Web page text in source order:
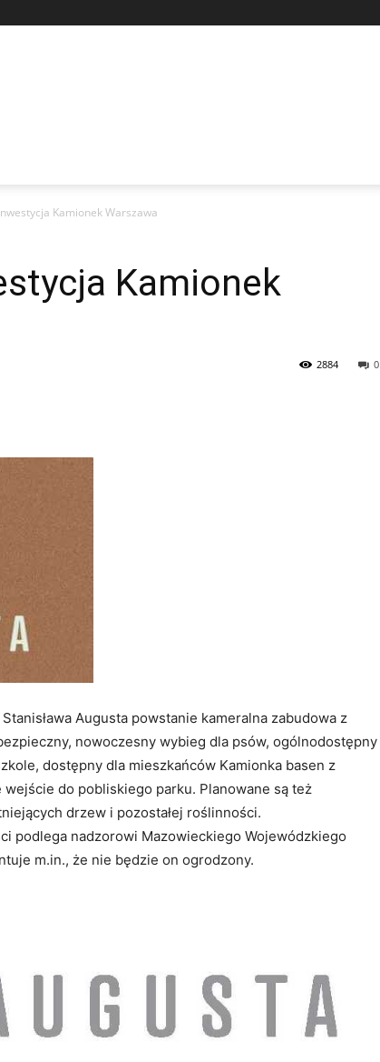
Kamionek Warszawa
Kamionek
0
2884
Augusta powstanie kameralna zabudowa z
nowoczesny wybieg dla psów, ogólnodostępny
dostępny dla mieszkańców Kamionka basen z
do pobliskiego parku. Planowane są też
drzew i pozostałej roślinności.
podlega nadzorowi Mazowieckiego Wojewódzkiego
m.in., że nie będzie on ogrodzony.